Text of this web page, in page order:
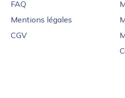
FAQ
Mentions légales
CGV